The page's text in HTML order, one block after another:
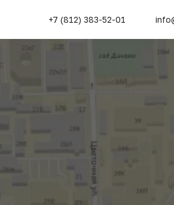
+7 (812) 383-52-01